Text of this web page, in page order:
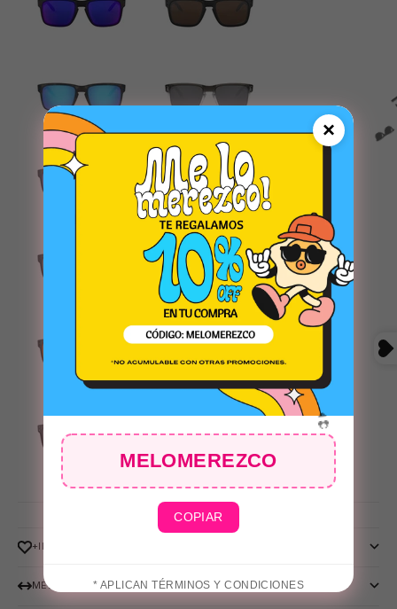
AZUL
GRIS
+INFO
MEDIDAS
×
MELOMEREZCO
COPIAR
* APLICAN TÉRMINOS Y CONDICIONES